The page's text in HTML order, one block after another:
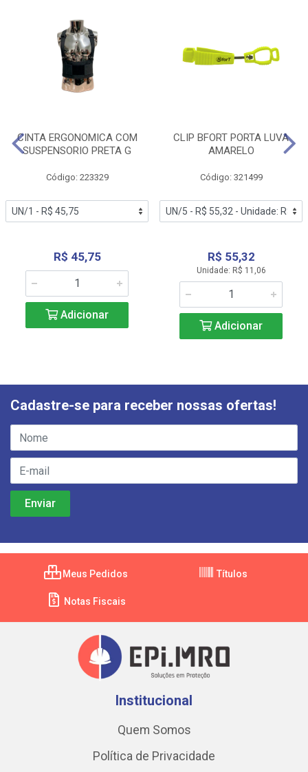
CINTA ERGONOMICA COM
SUSPENSORIO PRETA G
Código: 223329
R$ 45,75
Adicionar
CLIP BFORT PORTA LUVA
AMARELO
Código: 321499
R$ 55,32
Unidade: R$ 11,06
Adicionar
Cadastre-se para receber nossas ofertas!
Meus Pedidos Títulos
Notas Fiscais
Institucional
Quem Somos
Política de Privacidade